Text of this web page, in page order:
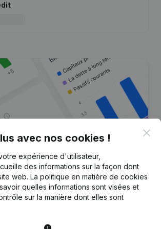
plus
sur cette entreprise
santé en un coup d'oeil
informations rapides ou des détails
avec nos cookies !
expérience d'utilisateur,
des informations sur la façon dont
web. La politique en matière de cookies
quelles informations sont visées et
sur la manière dont elles sont